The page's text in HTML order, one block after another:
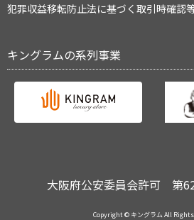
犯罪収益移転防止法に基づく取引時確認
キングラムの系列事業
大阪府公安委員会許可 第
Copyright © キングラム All